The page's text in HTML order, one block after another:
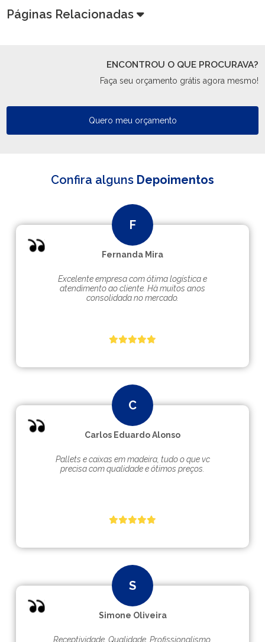
Páginas Relacionadas
ENCONTROU O QUE PROCURAVA?
Faça seu orçamento grátis agora mesmo!
Quero meu orçamento
Confira alguns Depoimentos
Fernanda Mira
Excelente empresa com ótima logística e
atendimento ao cliente. Hà muitos anos
consolidada no mercado.
Carlos Eduardo Alonso
Pallets e caixas em madeira, tudo o que vc
precisa com qualidade e ótimos preços.
Simone Oliveira
Receptividade, Qualidade, Profissionalismo,